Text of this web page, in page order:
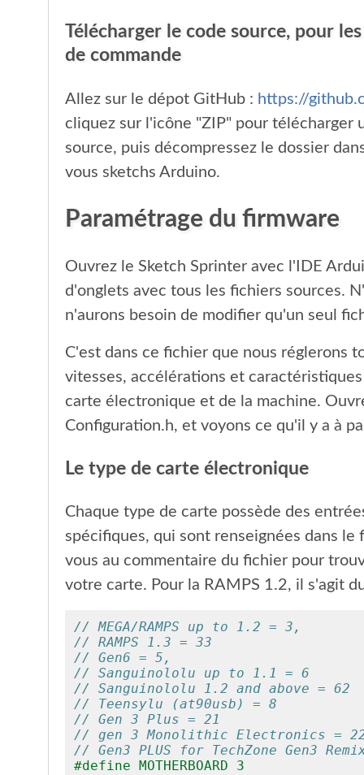
Télécharger le code source, pour
de commande
Allez sur le dépot GitHub : https://
cliquez sur l'icône "ZIP" pour télécharger
source, puis décompressez le dossier
vous sketchs Arduino.
Paramétrage du firmware
Ouvrez le Sketch Sprinter avec l'IDE
d'onglets avec tous les fichiers sources.
n'aurons besoin de modifier qu'un seul
C'est dans ce fichier que nous réglerons
vitesses, accélérations et
carte électronique et de la machine.
Configuration.h, et voyons ce qu'il y a à
Le type de carte électronique
Chaque type de carte possède des
spécifiques, qui sont renseignées dans le
vous au commentaire du fichier pour
votre carte. Pour la RAMPS 1.2, il s'agit
// MEGA/RAMPS up to 1.2 = 3,
// RAMPS 1.3 = 33
// Gen6 = 5,
// Sanguinololu up to 1.1 = 6
// Sanguinololu 1.2 and above = 62
// Teensylu (at90usb) = 8
// Gen 3 Plus = 21
// gen 3 Monolithic Electronics =
// Gen3 PLUS for TechZone Gen3
#define MOTHERBOARD 3